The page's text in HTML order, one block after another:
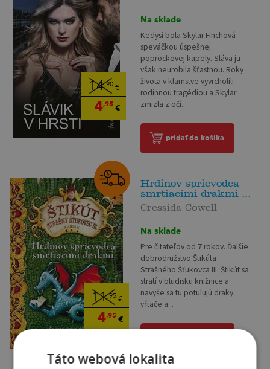
14,90€
4,95€
Na sklade
Kedysi bola Skylar Finchová
speváčkou úspešnej
poprockovej kapely. Sláva ju
však neurobila šťastnou. Roky
života v klamstve vyvrcholili
rodinnou tragédiou a Skylar
zmizla z očí...
pridať do košíka
11,95€
4,95€
Hrdinov sprievodca
smrtiacimi drakmi ...
Cressida Cowell
Na sklade
Pre čitateľov od 7 rokov. Ďalšie
dobrodružstvo Štikúta
Strašného Šťukovca III. Štikút sa
stratí v bludisku knižnice a
navyše sa tu potulujú draky
vŕtače a...
Táto webová lokalita